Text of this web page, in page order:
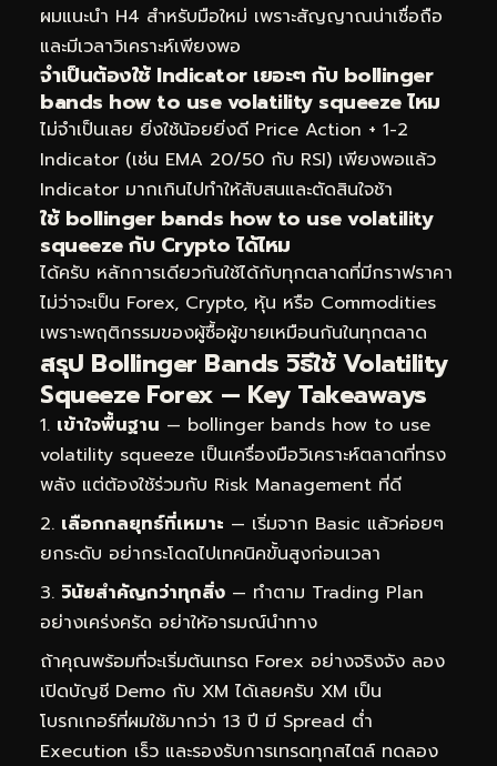
ผมแนะนำ H4 สำหรับมือใหม่ เพราะสัญญาณน่าเชื่อถือ
และมีเวลาวิเคราะห์เพียงพอ
จำเป็นต้องใช้ Indicator เยอะๆ กับ bollinger
bands how to use volatility squeeze ไหม
ไม่จำเป็นเลย ยิ่งใช้น้อยยิ่งดี Price Action + 1-2
Indicator (เช่น EMA 20/50 กับ RSI) เพียงพอแล้ว
Indicator มากเกินไปทำให้สับสนและตัดสินใจช้า
ใช้ bollinger bands how to use volatility
squeeze กับ Crypto ได้ไหม
ได้ครับ หลักการเดียวกันใช้ได้กับทุกตลาดที่มีกราฟราคา
ไม่ว่าจะเป็น Forex, Crypto, หุ้น หรือ Commodities
เพราะพฤติกรรมของผู้ซื้อผู้ขายเหมือนกันในทุกตลาด
สรุป Bollinger Bands วิธีใช้ Volatility
Squeeze Forex — Key Takeaways
เข้าใจพื้นฐาน — bollinger bands how to use
volatility squeeze เป็นเครื่องมือวิเคราะห์ตลาดที่ทรง
พลัง แต่ต้องใช้ร่วมกับ Risk Management ที่ดี
เลือกกลยุทธ์ที่เหมาะ — เริ่มจาก Basic แล้วค่อยๆ
ยกระดับ อย่ากระโดดไปเทคนิคขั้นสูงก่อนเวลา
วินัยสำคัญกว่าทุกสิ่ง — ทำตาม Trading Plan
อย่างเคร่งครัด อย่าให้อารมณ์นำทาง
ถ้าคุณพร้อมที่จะเริ่มต้นเทรด Forex อย่างจริงจัง ลอง
เปิดบัญชี Demo กับ XM ได้เลยครับ XM เป็น
โบรกเกอร์ที่ผมใช้มากว่า 13 ปี มี Spread ต่ำ
Execution เร็ว และรองรับการเทรดทุกสไตล์ ทดลอง